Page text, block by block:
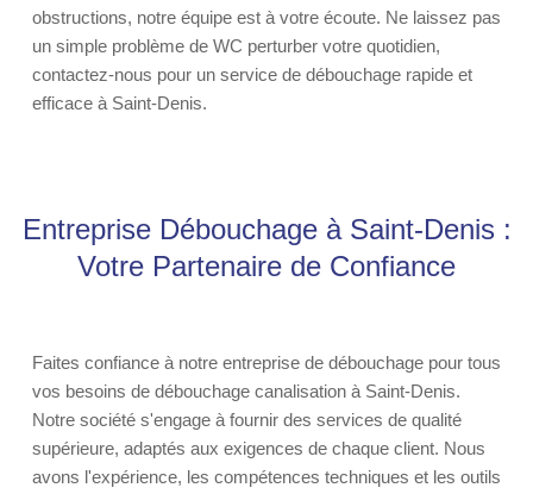
obstructions, notre équipe est à votre écoute. Ne laissez pas
un simple problème de WC perturber votre quotidien,
contactez-nous pour un service de débouchage rapide et
efficace à Saint-Denis.
Entreprise Débouchage à Saint-Denis :
Votre Partenaire de Confiance
Faites confiance à notre entreprise de débouchage pour tous
vos besoins de débouchage canalisation à Saint-Denis.
Notre société s'engage à fournir des services de qualité
supérieure, adaptés aux exigences de chaque client. Nous
avons l'expérience, les compétences techniques et les outils